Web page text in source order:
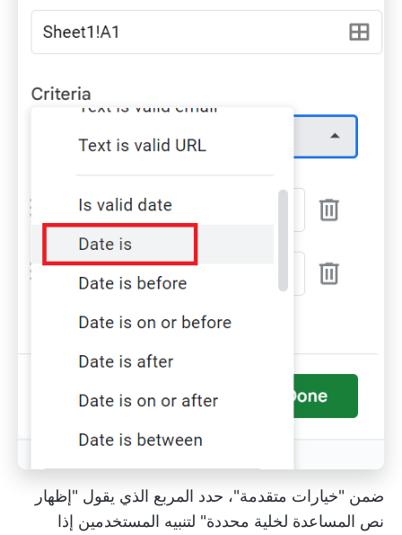
ضمن "خيارات متقدمة"، حدد المربع الذي يقول "إظهار
نص المساعدة لخلية محددة" لتنبيه المستخدمين إذا